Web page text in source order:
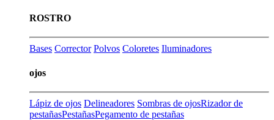
ROSTRO
Bases Corrector Polvos Coloretes Iluminadores
ojos
Lápiz de ojos Delineadores Sombras de ojosRizador de
pestañasPestañasPegamento de pestañas